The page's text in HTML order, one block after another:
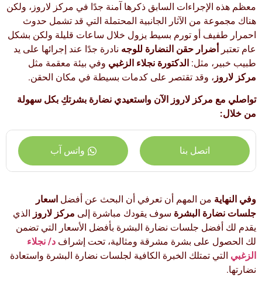
معظم هذه الإجراءات السابق ذكرها آمنة جدًا في مركز لاروز، ولكن
هناك مجموعة من الآثار الجانبية المحتملة التي قد تشمل حدوث
احمرار طفيف أو تورم بسيط يزول خلال ساعات قليلة ولكن بشكل
عام تعتبر أضرار حقن النضارة للوجه نادرة جدًا عند إجرائها على يد
طبيب خبير، مثل: الدكتورة نجلاء الزغبي وفي بيئة معقمة مثل
مركز لاروز ، وقد تقتصر على كدمات بسيطة في مكان الحقن.
تواصلي مع مركز لاروز الآن واستعيدي نضارة بشرتكِ بكل سهولة
من خلال:
اتصل بنا واتس آب
وفي النهاية من المهم أن تعرفي أن البحث عن أفضل اسعار
جلسات نضارة البشرة سوف يقودك مباشرة إلى مركز لاروز
الذي
يقدم لك أفضل جلسات نضارة البشرة بأفضل الأسعار التي تضمن
لك الحصول على بشرة مشرقة ومثالية، تحت إشراف د/ نجلاء
الزغبي التي تمتلك الخبرة الكافية لجلسات نضارة البشرة واستعادة
نضارتها.